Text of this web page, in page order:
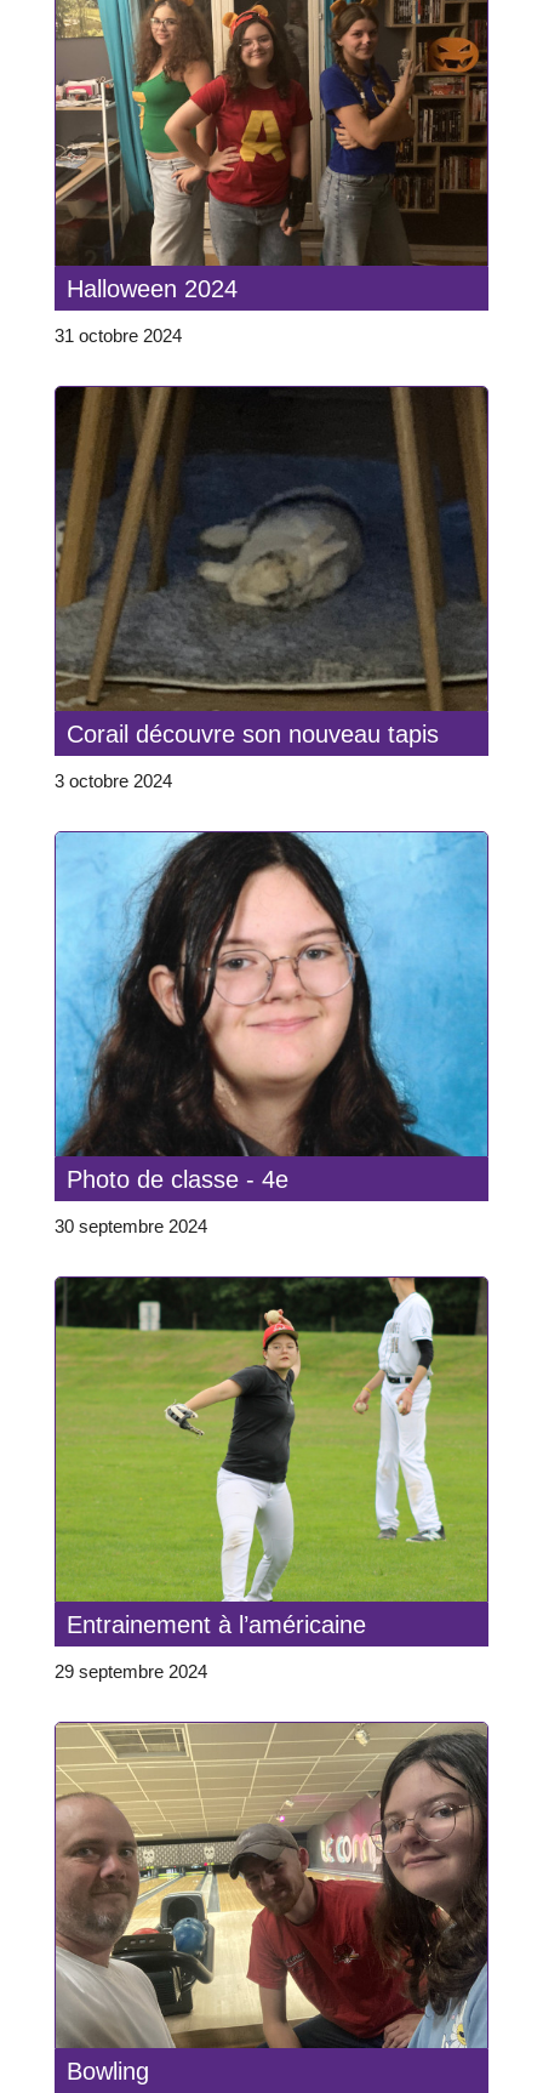
Halloween 2024
31 octobre 2024
Corail découvre son nouveau tapis
3 octobre 2024
Photo de classe - 4e
30 septembre 2024
Entrainement à l’américaine
29 septembre 2024
Bowling